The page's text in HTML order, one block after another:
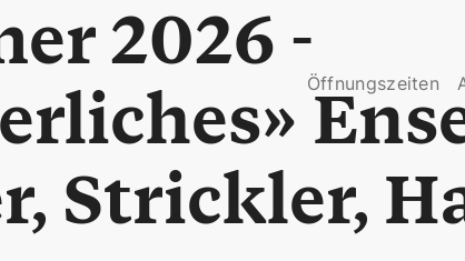
Öffnungszeiten
2026 -
Strickler,